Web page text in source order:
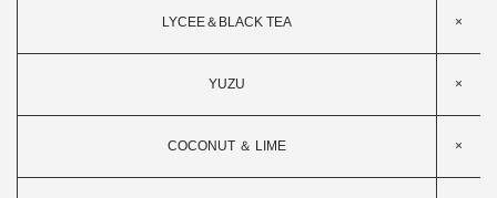
LYCEE＆BLACK TEA ×
YUZU ×
COCONUT ＆ LIME ×